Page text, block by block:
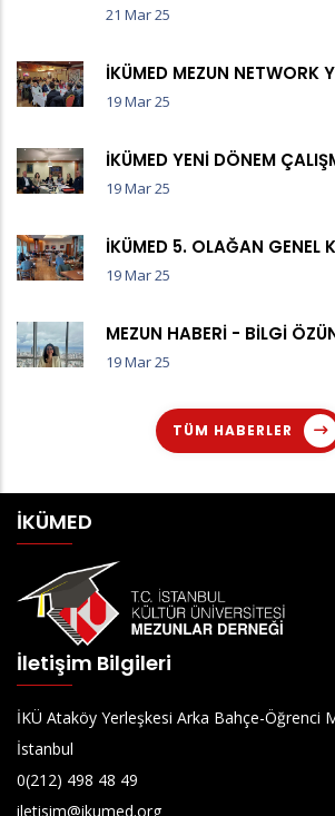
21 Mar 25
İKÜMED MEZUN NETWORK
19 Mar 25
İKÜMED YENİ DÖNEM
19 Mar 25
İKÜMED 5. OLAĞAN GENEL
19 Mar 25
MEZUN HABERİ - BİLGİ
19 Mar 25
TÜM HABERLER
İKÜMED
İletişim Bilgileri
İKÜ Ataköy Yerleşkesi Arka Bahçe-Öğrenci
İstanbul
0(212) 498 48 49
iletisim@ikumed.org